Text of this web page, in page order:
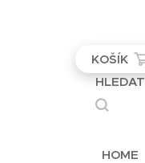
KOŠÍK
HLEDAT
HOME